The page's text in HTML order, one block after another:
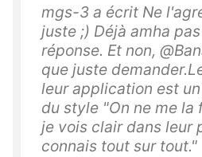
mgs-3 a écrit Ne
juste ;) Déjà amha
réponse. Et non,
que juste
leur application est
du style "On ne me la
je vois clair dans leur
connais tout sur tout."